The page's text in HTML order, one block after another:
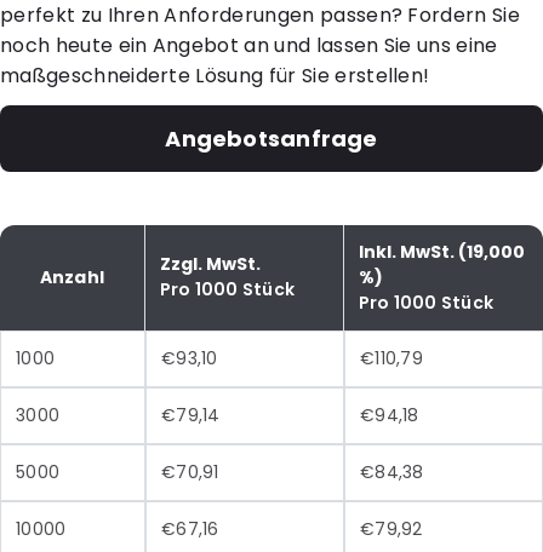
perfekt zu Ihren Anforderungen passen? Fordern Sie
noch heute ein Angebot an und lassen Sie uns eine
maßgeschneiderte Lösung für Sie erstellen!
Angebotsanfrage
Anzahl
Zzgl. MwSt.
Pro 1000 Stück
Inkl. MwSt. (19,000
%)
Pro 1000 Stück
1000 €93,10 €110,79
3000 €79,14 €94,18
5000 €70,91 €84,38
10000 €67,16 €79,92